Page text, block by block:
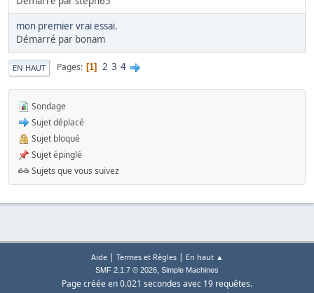
mon premier vrai essai.
Démarré par bonam
EN HAUT Pages 1 2 3 4
Sondage
Sujet déplacé
Sujet bloqué
Sujet épinglé
Sujets que vous suivez
Aide| Termes et Règles| En haut ▲
SMF 2.1.7 © 2026, Simple Machines
Page créée en 0.021 secondes avec 19 requêtes.